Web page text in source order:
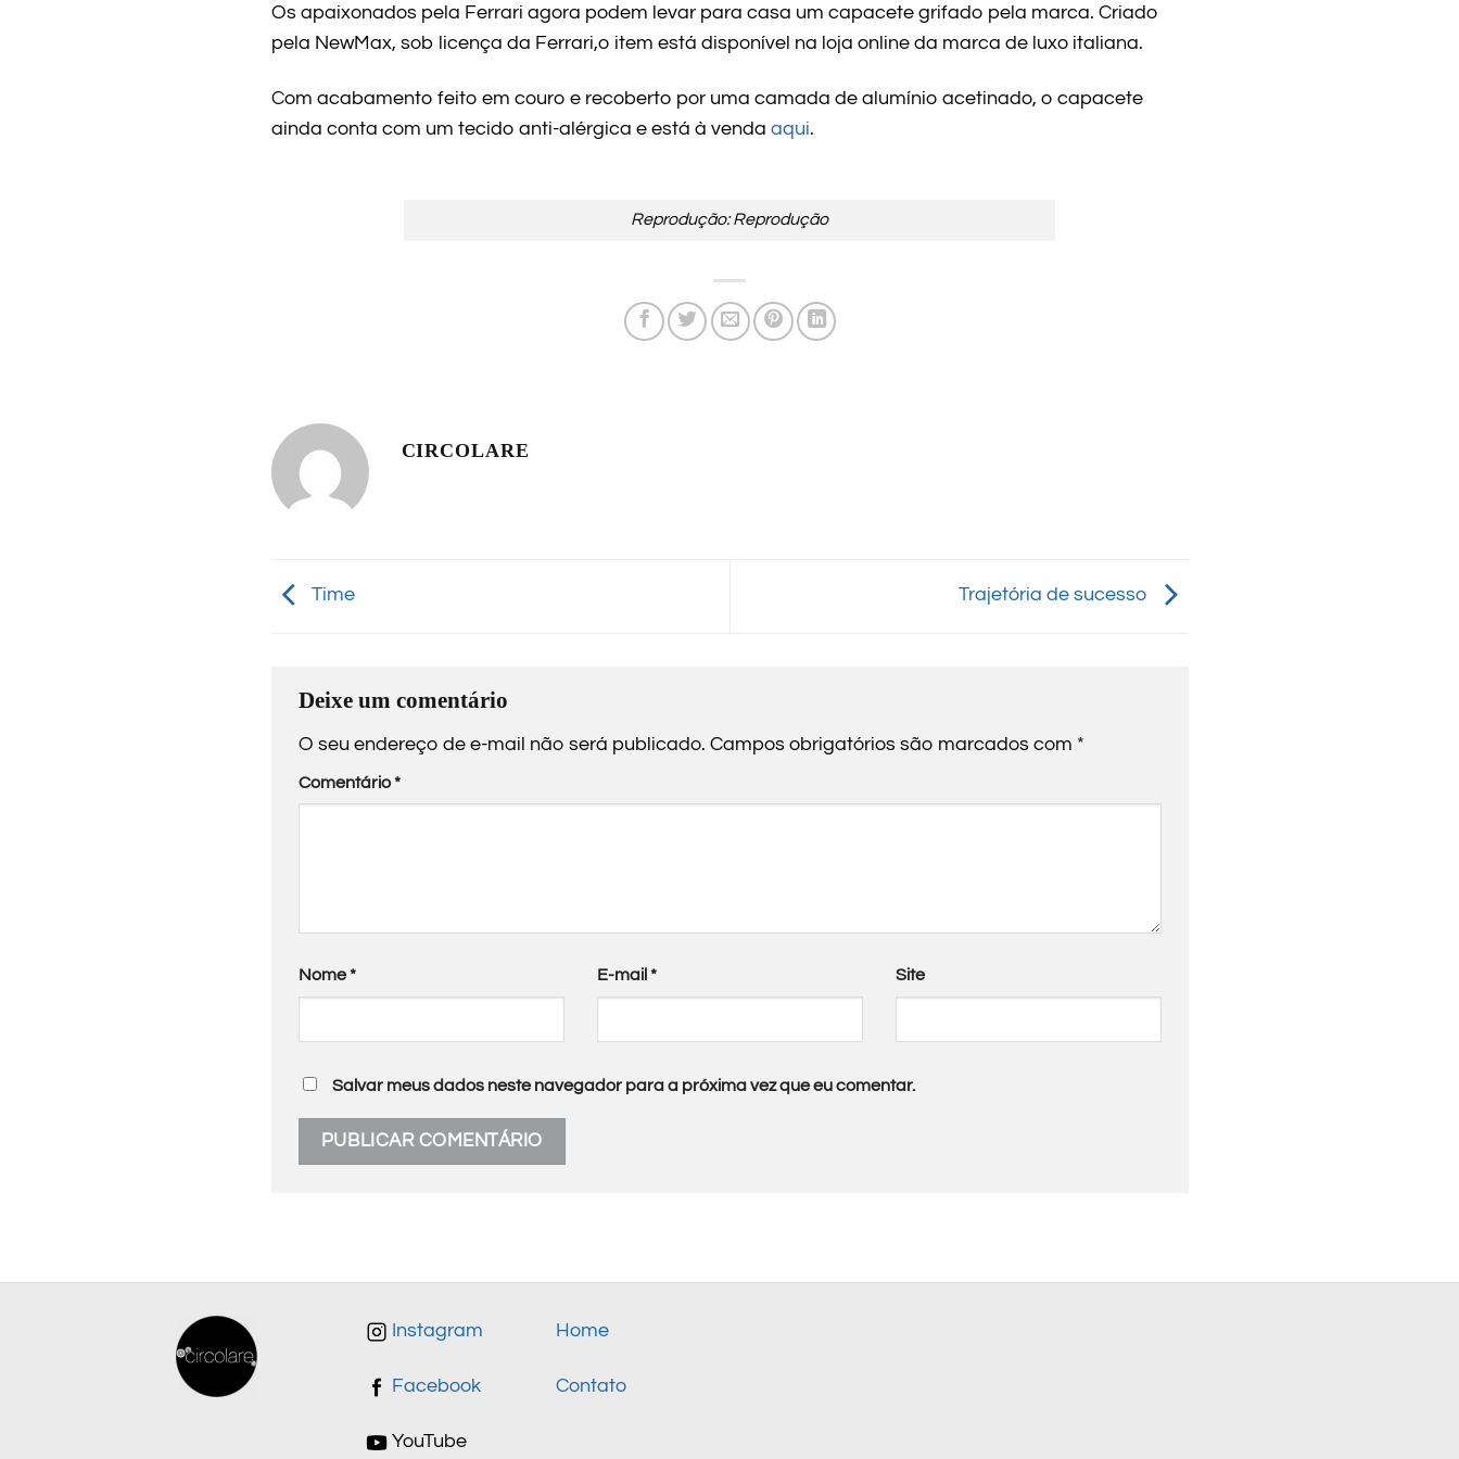
Os apaixonados pela Ferrari agora podem levar para casa um capacete grifado pela marca. Criado
pela NewMax, sob licença da Ferrari,o item está disponível na loja online da marca de luxo italiana.
Com acabamento feito em couro e recoberto por uma camada de alumínio acetinado, o capacete
ainda conta com um tecido anti-alérgica e está à venda aqui.
Reprodução: Reprodução
CIRCOLARE
Time Trajetória de sucesso
Deixe um comentário
O seu endereço de e-mail não será publicado. Campos obrigatórios são marcados com *
Comentário*
Nome* E-mail * Site
Salvar meus dados neste navegador para a próxima vez que eu comentar.
Instagram
Facebook
YouTube
Home
Contato